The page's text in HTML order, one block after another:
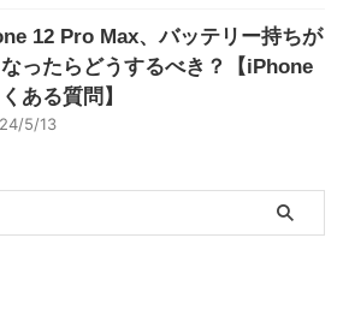
12 Pro Max、バッテリー持ちが
ったらどうするべき？【iPhone
ある質問】
5/13